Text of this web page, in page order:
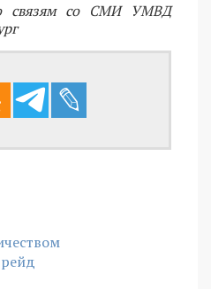
связям со СМИ УМВД